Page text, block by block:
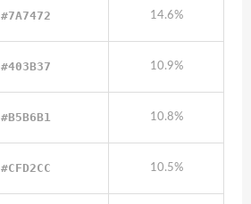
#7A7472 14.6%
#403B37 10.9%
#B5B6B1 10.8%
#CFD2CC 10.5%